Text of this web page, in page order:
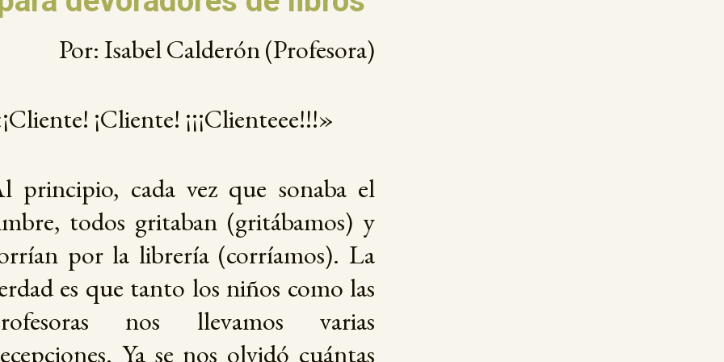
Por: Isabel Calderón (Profesora)
¡Cliente! ¡¡¡Clienteee!!!»
principio, cada vez que sonaba el
todos gritaban (gritábamos) y
por la librería (corríamos). La
es que tanto los niños como las
nos llevamos varias
Ya se nos olvidó cuántas